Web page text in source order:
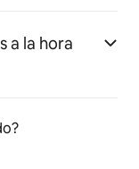
a la hora